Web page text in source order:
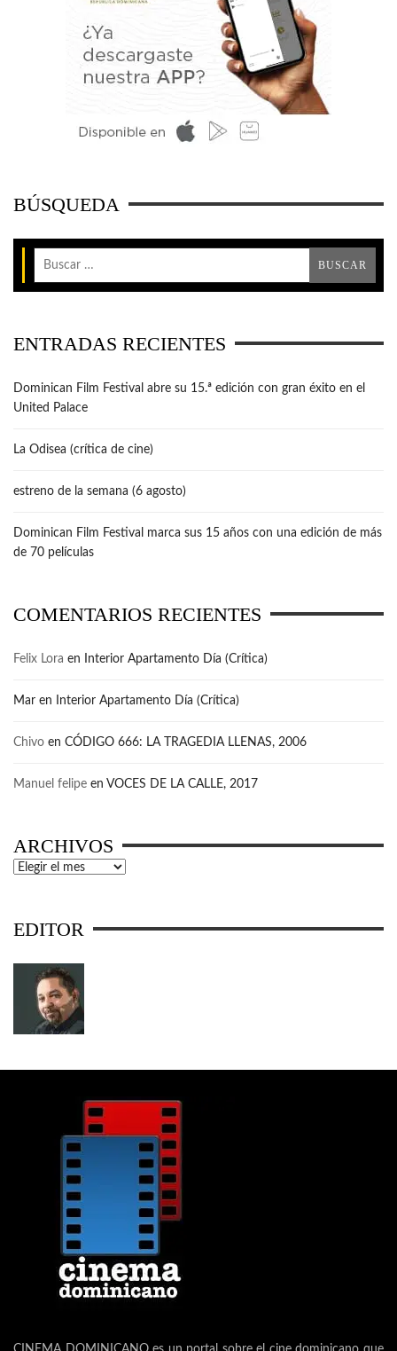
BÚSQUEDA
ENTRADAS RECIENTES
Dominican Film Festival abre su 15.ª edición con gran éxito en el
United Palace
La Odisea (crítica de cine)
estreno de la semana (6 agosto)
Dominican Film Festival marca sus 15 años con una edición de más
de 70 películas
COMENTARIOS RECIENTES
Felix Lora en Interior Apartamento Día (Crítica)
Mar en Interior Apartamento Día (Crítica)
Chivo en CÓDIGO 666: LA TRAGEDIA LLENAS, 2006
Manuel felipe en VOCES DE LA CALLE, 2017
ARCHIVOS
Archivos
EDITOR